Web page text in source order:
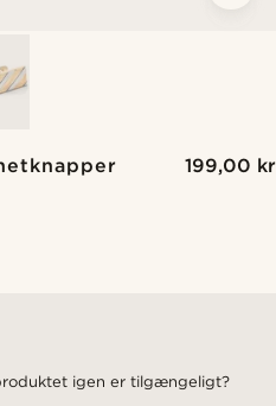
199,00 kr
igen er tilgængeligt?